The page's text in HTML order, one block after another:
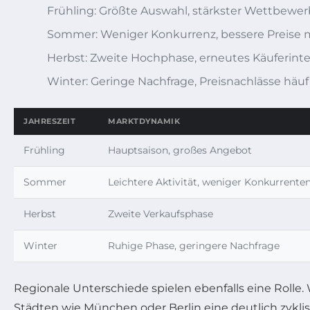
Frühling: Größte Auswahl, stärkster
Sommer: Weniger Konkurrenz, bessere Preise
Herbst: Zweite Hochphase, erneutes
Winter: Geringe Nachfrage, Preisnachlässe
JAHRESZEIT MARKTDYNAMIK
Frühling Hauptsaison, großes Angebot
Sommer Leichtere Aktivität, weniger
Herbst Zweite Verkaufsphase
Winter Ruhige Phase, geringere Nachfrage
Regionale Unterschiede spielen ebenfalls eine